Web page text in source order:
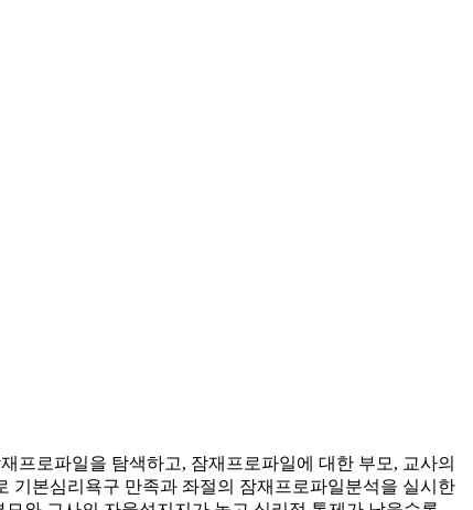
프로파일을 탐색하고, 잠재프로파일에 대한 부모, 교사의
기본심리욕구 만족과 좌절의 잠재프로파일분석을 실시한